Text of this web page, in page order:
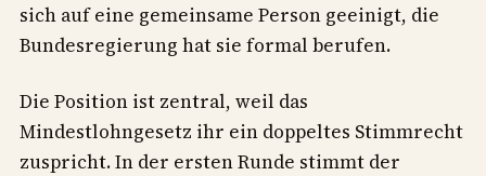
sich auf eine gemeinsame Person geeinigt, die
Bundesregierung hat sie formal berufen.
Die Position ist zentral, weil das
Mindestlohngesetz ihr ein doppeltes Stimmrecht
zuspricht. In der ersten Runde stimmt der